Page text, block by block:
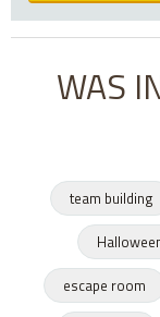
WAS
team building
escape room